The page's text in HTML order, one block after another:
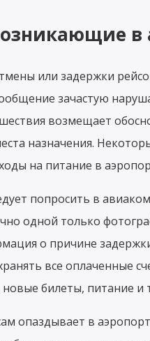
в
или задержки
зачастую
возмещает
назначения.
на питание в
попросить в
одной только
о причине
все оплаченные
билеты, питание и
опаздывает в